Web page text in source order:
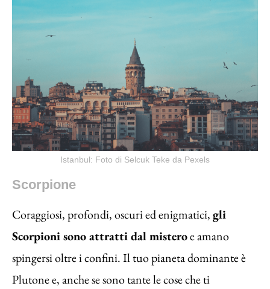
Istanbul: Foto di Selcuk Teke da Pexels
Scorpione
Coraggiosi, profondi, oscuri ed enigmatici,gli
Scorpioni sono attratti dal misteroe amano
spingersi oltre i confini. Il tuo pianeta dominante è
Plutone e, anche se sono tante le cose che ti